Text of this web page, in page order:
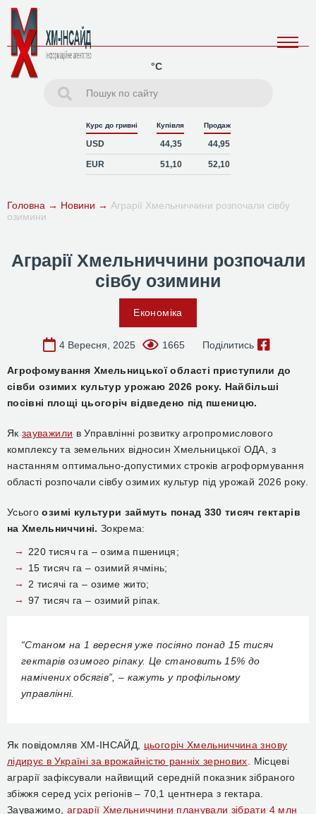
°C
Курс до гривні Купівля Продаж
USD 44,35 44,95
EUR 51,10 52,10
Головна → Новини → Аграрії Хмельниччини розпочали сівбу
озимини
Аграрії Хмельниччини розпочали
сівбу озимини
Економіка
4 Вересня, 2025 1665 Поділитись
Агрофомування Хмельницької області приступили до
сівби озимих культур урожаю 2026 року. Найбільші
посівні площі цьогоріч відведено під пшеницю.
Якзауважили в Управлінні розвитку агропромислового
комплексу та земельних відносин Хмельницької ОДА, з
настанням оптимально-допустимих строків агроформування
області розпочали сівбу озимих культур під урожай 2026 року.
Усього озимі культури займуть понад 330 тисяч гектарів
на Хмельниччині. Зокрема:
220 тисяч га – озима пшениця;
15 тисяч га – озимий ячмінь;
2 тисячі га – озиме жито;
97 тисяч га – озимий ріпак.
“Станом на 1 вересня уже посіяно понад 15 тисяч
гектарів озимого ріпаку. Це становить 15% до
намічених обсягів”, – кажуть у профільному
управлінні.
Як повідомляв ХМ-ІНСАЙД, цьогоріч Хмельниччина знову
лідирує в Україні за врожайністю ранніх зернових . Місцеві
аграрії зафіксували найвищий середній показник зібраного
збіжжя серед усіх регіонів – 70,1 центнера з гектара.
Зауважимо, аграрії Хмельниччини планували зібрати 4 млн